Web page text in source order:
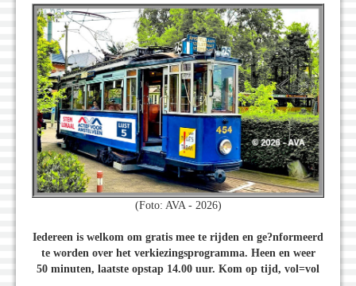
(Foto: AVA - 2026)
Iedereen is welkom om gratis mee te rijden en ge?nformeerd
te worden over het verkiezingsprogramma. Heen en weer
50 minuten, laatste opstap 14.00 uur. Kom op tijd, vol=vol